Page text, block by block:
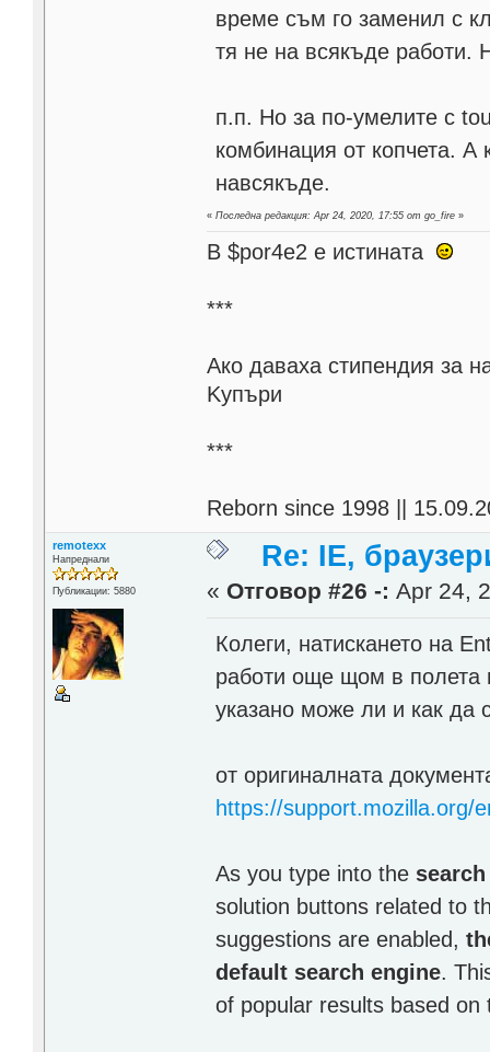
време съм го заменил с
тя не на всякъде работи.
п.п. Но за по-умелите с
комбинация от копчета. А
навсякъде.
«Последна редакция: Apr 24, 2020, 17:55 от go_fire »
В $por4e2 e истината
***
Aко даваха стипендия за
Kупъри
***
Reborn since 1998 ||
remotexx
Напреднали
Публикации: 5880
Re: IE,
« Отговор #26 -: Apr 24,
Колеги, натискането на
работи още щом в полета
указано може ли и как да
от оригиналната
https://support.mozilla.org/
As you type into the
solution buttons related to
suggestions are enabled,
default search engine.
of popular results based on